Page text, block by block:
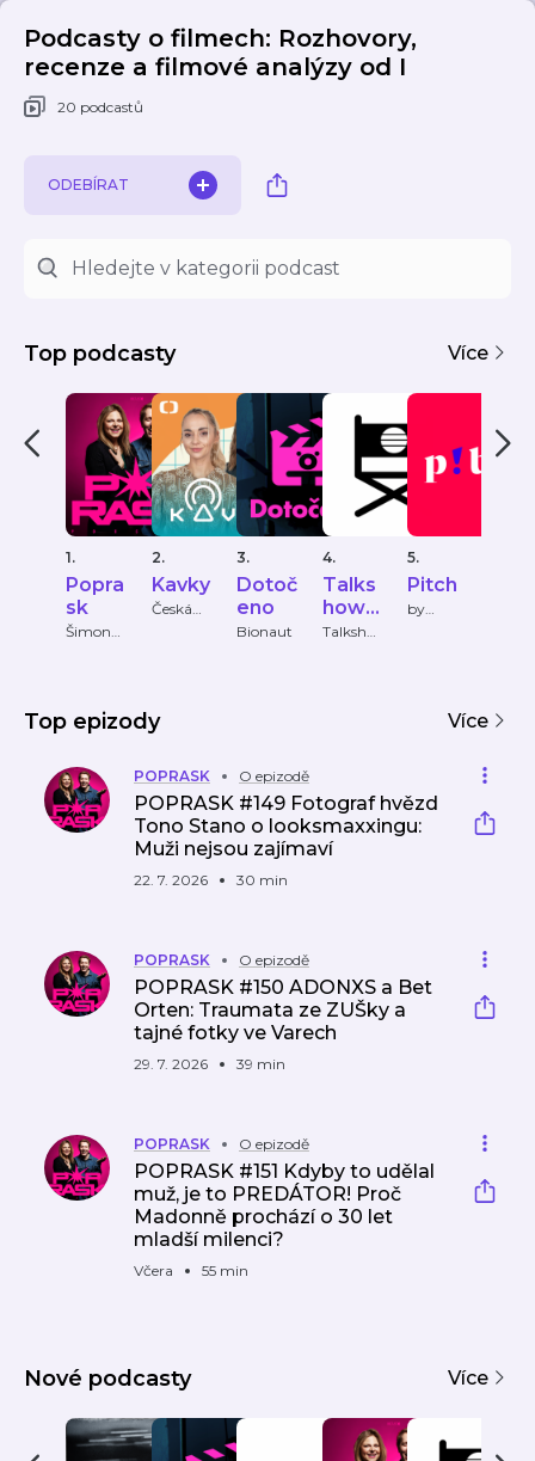
Podcasty o filmech: Rozhovory,
recenze a filmové analýzy od I
20 podcastů
ODEBÍRAT
Top podcasty Více
1.
Popra
sk
Šimon
2.
Kavky
Česká
3.
Dotoč
eno
Bionaut
4.
Talks
how
Pansk
Talksho
5.
Pitch
by
Top epizody Více
POPRASK O epizodě
POPRASK #149 Fotograf hvězd
Tono Stano o looksmaxxingu:
Muži nejsou zajímaví
22. 7. 2026 30 min
POPRASK O epizodě
POPRASK #150 ADONXS a Bet
Orten: Traumata ze ZUŠky a
tajné fotky ve Varech
29. 7. 2026 39 min
POPRASK O epizodě
POPRASK #151 Kdyby to udělal
muž, je to PREDÁTOR! Proč
Madonně prochází o 30 let
mladší milenci?
Včera 55 min
Nové podcasty Více